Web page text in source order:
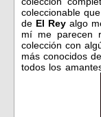
coleccionable
de El Reyalgo
mí me parecen
colección con
más conocidos
todos los